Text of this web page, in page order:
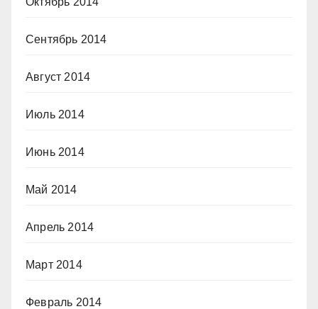
Сентябрь 2014
Август 2014
Июль 2014
Июнь 2014
Май 2014
Апрель 2014
Март 2014
Февраль 2014